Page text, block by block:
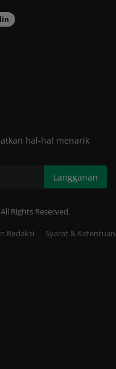
hal-hal menarik
Langganan
Rights Reserved.
Redaksi Syarat & Ketentuan